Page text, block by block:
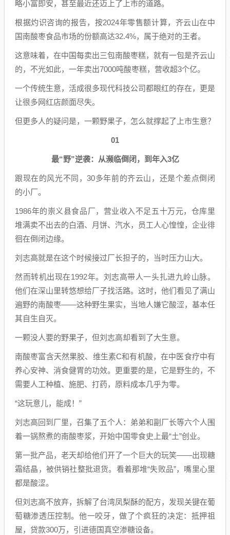
略小富即安，甚至最近还迈上了上市的道路。
根据灼识咨询的报告，按2024年零售额计算，齐云山在中
国南酸枣食品市场的份额高达32.4%，属于绝对的王者。
这意味着，在中国每卖出三包南酸枣糕，就有一包是齐云山
的，不光如此，一年卖出7000吨酸枣糕，营收超3个亿。
一个传统生意，活成很多现代科技公司都眼红的存在，更是
让很多网红店颜面尽失。
但更多人的疑问是，一颗野果子，怎么就撑起了上市生意？
01
最“野”逆袭：从濒临倒闭，到年入3亿
跟现在的风光不同，30多年前的齐云山，还是个差点倒闭
的小厂。
1986年的崇义县食品厂，营业收入不足五十万元，仓库里
堆满卖不出去的白酒、月饼、汽水，员工人心惶惶，企业徘
徊在倒闭边缘。
刘志高就是在这个时候接过厂长担子的，当时压力山大。
然而转机出现在1992年。刘志高带人一头扎进九岭山脉。
他们在深山里转悠想给厂子找活路。这时，他们看见了满山
遍野的南酸枣——这种野生果实，当地人嫌它酸涩，基本任
其自生自灭。
一颗没人要的野果子，但刘志高却看到了大生意。
南酸枣富含天然果胶、维生素C和有机酸，在中医食疗中有
养心安神、消食健胃的功效。更重要的是，它是野生的，不
需要人工种植、施肥、打药，原料成本几乎为零。
“这玩意儿，能成！”
刘志高回到厂里，召集了五个人：弟弟和副厂长等六个人围
着一锅熬煮的南酸枣浆，开始中国零食史上最“土”创业。
第一批产品，老天却给他们开了一个巨大的玩笑——出现糖
霜结晶，被供销社整批退货。看着那堆“失败品”，嘴里心里
都是酸涩。
但刘志高不放弃，拆解了台湾凤梨酥的配方，发现关键在葡
萄糖渗透压控制。他一咬牙，做了个疯狂的决定：抵押祖
屋，贷款300万，引进德国真空渗糖设备。